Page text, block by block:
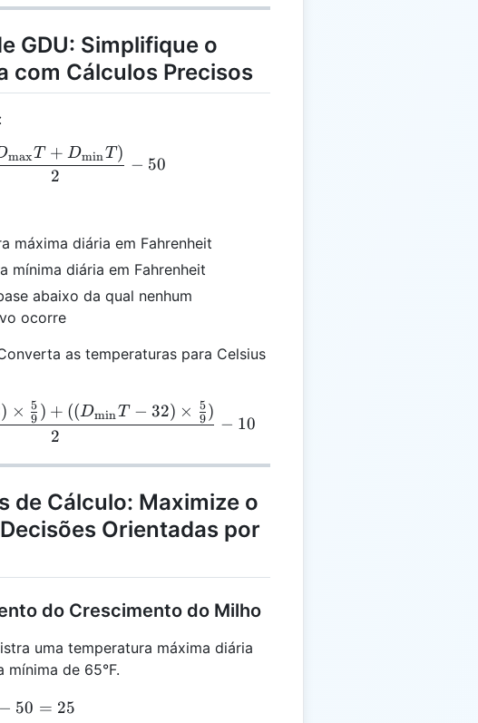
GDU: Simplifique o
com Cálculos Precisos
GDU = \frac{(D_{\text{max}}T +
2
maxT + DminT )
− 50
máxima diária em Fahrenheit
mínima diária em Fahrenheit
abaixo da qual nenhum
ocorre
as temperaturas para Celsius
GDU = \frac{((D_{\text{max}}T - 32) \times
2
) × 9
5 ) + ((DminT − 32) × 9
5)
− 10
de Cálculo: Maximize o
Orientadas por
do Crescimento do Milho
uma temperatura máxima diária
mínima de 65°F.
− 50 = 25